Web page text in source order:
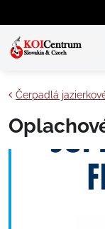
Čerpadlá